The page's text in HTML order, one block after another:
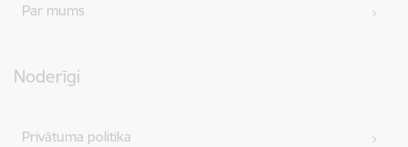
Par mums
Noderīgi
Privātuma politika